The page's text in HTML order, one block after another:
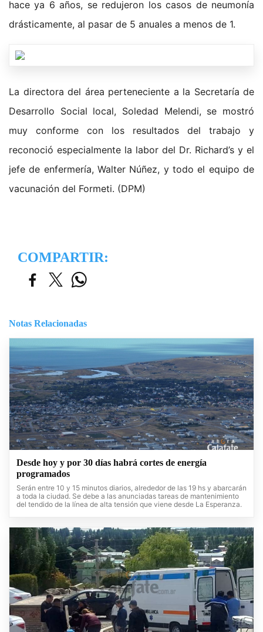
hace ya 6 años, se redujeron los casos de neumonía
drásticamente, al pasar de 5 anuales a menos de 1.
La directora del área perteneciente a la Secretaría de
Desarrollo Social local, Soledad Melendi, se mostró
muy conforme con los resultados del trabajo y
reconoció especialmente la labor del Dr. Richard’s y el
jefe de enfermería, Walter Núñez, y todo el equipo de
vacunación del Formeti. (DPM)
COMPARTIR:
Notas Relacionadas
Desde hoy y por 30 días habrá cortes de energía
programados
Serán entre 10 y 15 minutos diarios, alrededor de las 19 hs y abarcarán
a toda la ciudad. Se debe a las anunciadas tareas de mantenimiento
del tendido de la línea de alta tensión que viene desde La Esperanza.